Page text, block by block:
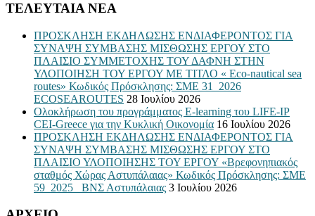
ΤΕΛΕΥΤΑΙΑ ΝΕΑ
ΠΡΟΣΚΛΗΣΗ ΕΚΔΗΛΩΣΗΣ ΕΝΔΙΑΦΕΡΟΝΤΟΣ ΓΙΑ
ΣΥΝΑΨΗ ΣΥΜΒΑΣΗΣ ΜΙΣΘΩΣΗΣ ΕΡΓΟΥ ΣΤΟ
ΠΛΑΙΣΙΟ ΣΥΜΜΕΤΟΧΗΣ ΤΟΥ ΔΑΦΝΗ ΣΤΗΝ
ΥΛΟΠΟΙΗΣΗ ΤΟΥ ΕΡΓΟΥ ΜΕ ΤΙΤΛΟ « Eco-nautical sea
routes» Κωδικός Πρόσκλησης: ΣΜΕ 31_2026
ECOSEAROUTES 28 Ιουλίου 2026
Ολοκλήρωση του προγράμματος E-learning του LIFE-IP
CEI-Greece για την Κυκλική Οικονομία 16 Ιουλίου 2026
ΠΡΟΣΚΛΗΣΗ ΕΚΔΗΛΩΣΗΣ ΕΝΔΙΑΦΕΡΟΝΤΟΣ ΓΙΑ
ΣΥΝΑΨΗ ΣΥΜΒΑΣΗΣ ΜΙΣΘΩΣΗΣ ΕΡΓΟΥ ΣΤΟ
ΠΛΑΙΣΙΟ ΥΛΟΠΟΙΗΣΗΣ ΤΟΥ ΕΡΓΟΥ «Βρεφονηπιακός
σταθμός Χώρας Αστυπάλαιας» Κωδικός Πρόσκλησης: ΣΜΕ
59_2025_ ΒΝΣ Αστυπάλαιας 3 Ιουλίου 2026